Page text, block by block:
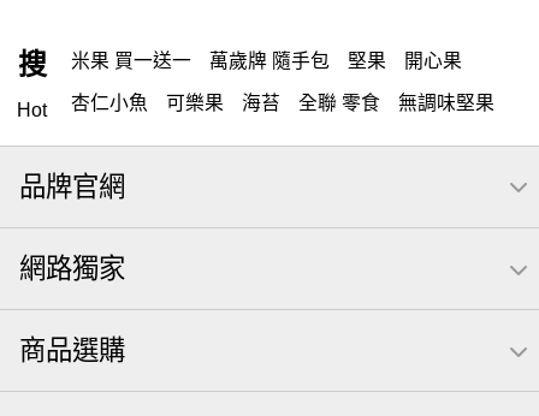
搜
Hot
米果 買一送一 萬歲牌 隨手包 堅果 開心果
杏仁小魚 可樂果 海苔 全聯 零食 無調味堅果
無調味 全聯 禮盒 堅穀力 全聯 素食 綜合纖果
米果 薯條
全聯 拜拜 飲 桶裝堅果 元本山 可樂
三角壽司海苔 核桃
南瓜子 萬歲開心果 三角 荷卡 無調味綜合果
【萬歲牌】每日堅果系列
芥末 可樂果 小魚干 萬歲牌 米果 小魚 蜜汁腰果
品牌官網
網路獨家
商品選購